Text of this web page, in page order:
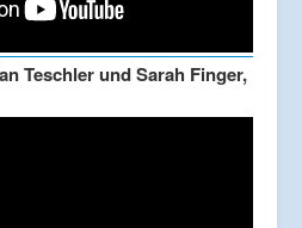
Teschler und Sarah Finger,